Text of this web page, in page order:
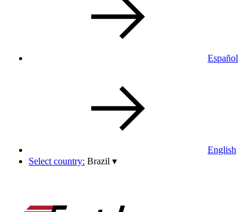
Español
English
Select country: Brazil ▾